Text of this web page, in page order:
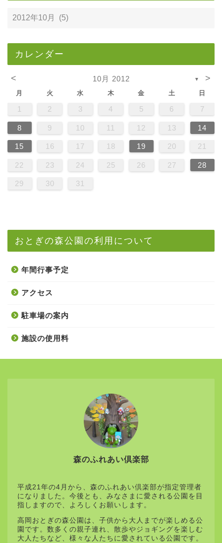
カレンダー
< 10月 2012 ▼ >
月 火 水 木 金 土 日
1 2 3 4 5 6 7
8 9 10 11 12 13 14
15 16 17 18 19 20 21
22 23 24 25 26 27 28
29 30 31
おとぎの森公園の利用について
年間行事予定
アクセス
駐車場の案内
施設の使用料
森のふれあい倶楽部
平成21年の4月から、森のふれあい倶楽部が指定管理者
になりました。今後とも、みなさまに愛される公園を目
指しますので、よろしくお願いします。
高岡おとぎの森公園は、子供から大人までが楽しめる公
園です。数多くの親子連れ、散歩やジョギングを楽しむ
大人たちなど、様々な人たちに愛されている公園です。